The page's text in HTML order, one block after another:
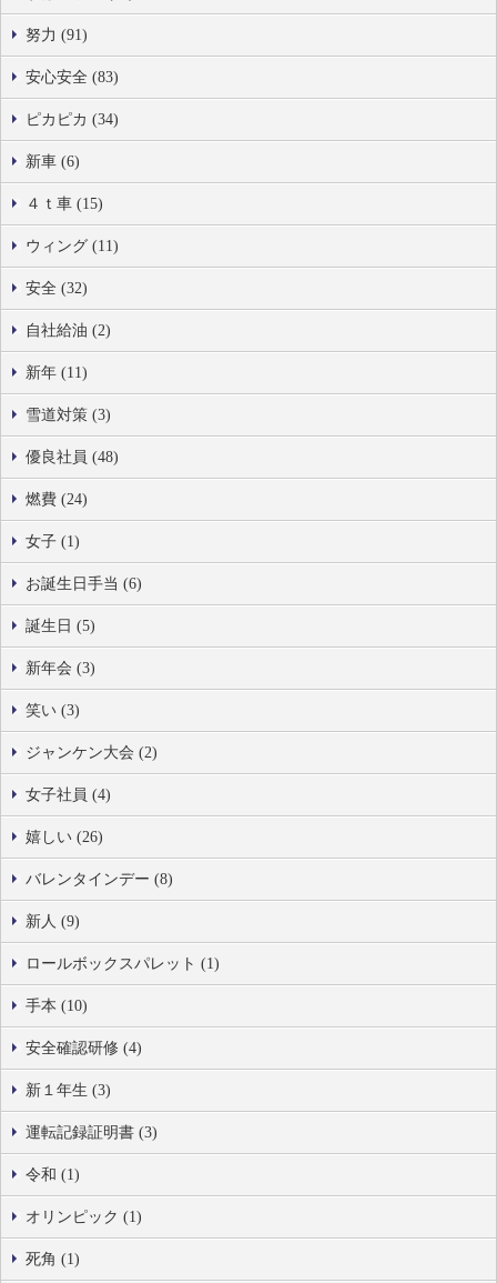
努力 (91)
安心安全 (83)
ピカピカ (34)
新車 (6)
４ｔ車 (15)
ウィング (11)
安全 (32)
自社給油 (2)
新年 (11)
雪道対策 (3)
優良社員 (48)
燃費 (24)
女子 (1)
お誕生日手当 (6)
誕生日 (5)
新年会 (3)
笑い (3)
ジャンケン大会 (2)
女子社員 (4)
嬉しい (26)
バレンタインデー (8)
新人 (9)
ロールボックスパレット (1)
手本 (10)
安全確認研修 (4)
新１年生 (3)
運転記録証明書 (3)
令和 (1)
オリンピック (1)
死角 (1)